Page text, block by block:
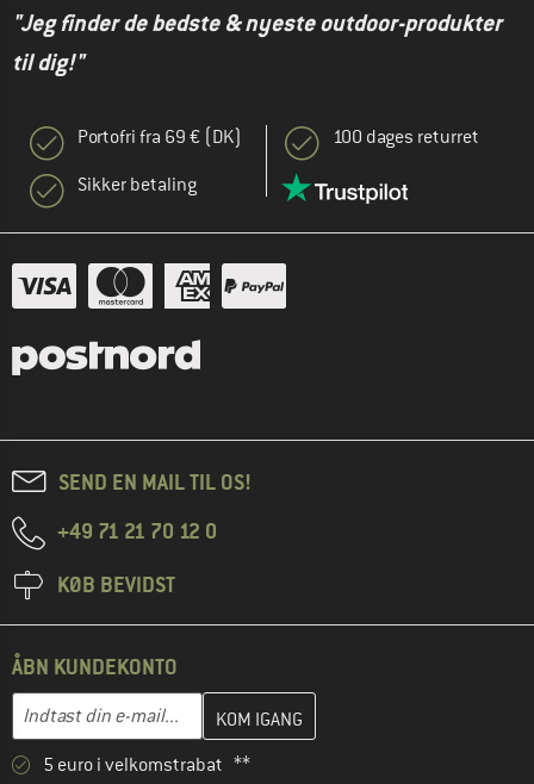
"Jeg finder de bedste & nyeste outdoor-produkter
til dig!"
Portofri fra 69 € (DK)
Sikker betaling
100 dages returret
SEND EN MAIL TIL OS!
+49 71 21 70 12 0
KØB BEVIDST
ÅBN KUNDEKONTO
E-mail-adresse
Indtast din e-mailadresse her, og opret i næste trin din
5 euro i velkomstrabat **